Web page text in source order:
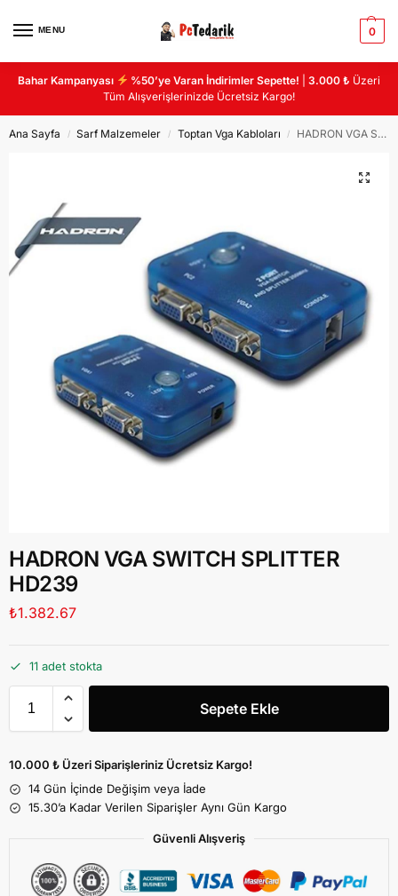
MENU 0
Bahar Kampanyası %50’ye Varan İndirimler Sepette! |3.000 ₺ Üzeri
Tüm Alışverişlerinizde Ücretsiz Kargo!
Ana Sayfa / Sarf Malzemeler / Toptan Vga Kabloları / HADRON VGA SWITCH SPLITTER HD239
HADRON VGA SWITCH SPLITTER
HD239
₺1.382.67
11 adet stokta
Sepete Ekle
10.000 ₺ Üzeri Siparişleriniz Ücretsiz Kargo!
14 Gün İçinde Değişim veya İade
15.30’a Kadar Verilen Siparişler Aynı Gün Kargo
Güvenli Alışveriş